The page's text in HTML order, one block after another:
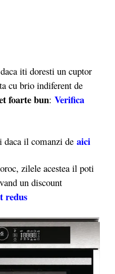
iti doresti un cuptor
cu brio indiferent de
foarte bun: Verifica
daca il comanzi de aici
zilele acestea il poti
un discount
redus